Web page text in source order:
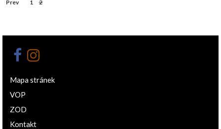
Prev 1 2
Mapa stránek
VOP
ZOD
Kontakt